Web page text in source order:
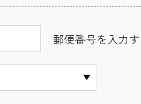
郵便番号を入力